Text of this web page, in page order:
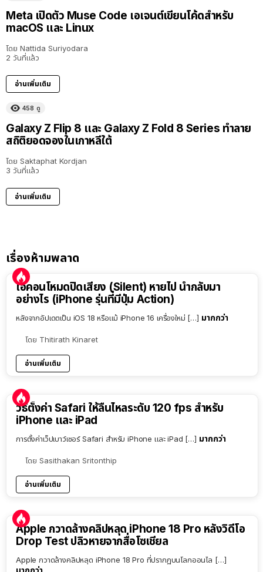
Meta เปิดตัว Muse Code เอเจนต์เขียนโค้ดสำหรับ
macOS และ Linux
โดย Nattida Suriyodara
2 วันที่แล้ว
อ่านเพิ่มเติม
458 ดู
Galaxy Z Flip 8 และ Galaxy Z Fold 8 Series ทำลาย
สถิติยอดจองในเกาหลีใต้
โดย Saktaphat Kordjan
3 วันที่แล้ว
อ่านเพิ่มเติม
เรื่องห้ามพลาด
ไอคอนโหมดปิดเสียง (Silent) หายไป นำกลับมา
อย่างไร (iPhone รุ่นที่มีปุ่ม Action)
หลังจากอัปเดตเป็น iOS 18 หรือแม้ iPhone 16 เครื่องใหม่ […] มากกว่า
โดย Thitirath Kinaret
อ่านเพิ่มเติม
วิธีตั้งค่า Safari ให้ลื่นไหลระดับ 120 fps สำหรับ
iPhone และ iPad
การตั้งค่าเว็ปเบาว์เซอร์ Safari สำหรับ iPhone และ iPad […] มากกว่า
โดย Sasithakan Sritonthip
อ่านเพิ่มเติม
Apple กวาดล้างคลิปหลุด iPhone 18 Pro หลังวิดีโอ
Drop Test ปลิวหายจากสื่อโซเชียล
Apple กวาดล้างคลิปหลุด iPhone 18 Pro ที่ปรากฏบนโลกออนไล […]